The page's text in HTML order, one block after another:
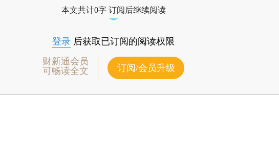
季度出现现象级抢购潮的南京，土地出让金333亿元居全国第一，同比暴增2.7倍。出
中，厦门、青岛、重庆居前，北京罕见上榜。
本文共计0字 订阅后继续阅读
登录 后获取已订阅的阅读权限
财新通会员
可畅读全文
订阅/会员升级